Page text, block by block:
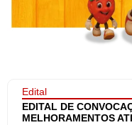
Edital
EDITAL DE
MELHORAMENTOS